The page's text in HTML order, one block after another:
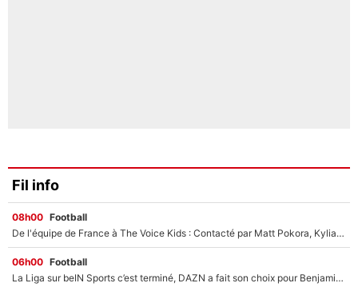
Fil info
08h00 Football
De l'équipe de France à The Voice Kids : Contacté par Matt Pokora, Kylian Mbappé a accepté de jouer un rôle inédit sur TF1 !
06h00 Football
La Liga sur beIN Sports c’est terminé, DAZN a fait son choix pour Benjamin Da Silva et Omar Da Fonseca !